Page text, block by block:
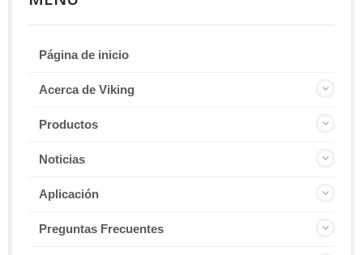
Página de inicio
Acerca de Viking
Productos
Noticias
Aplicación
Preguntas Frecuentes